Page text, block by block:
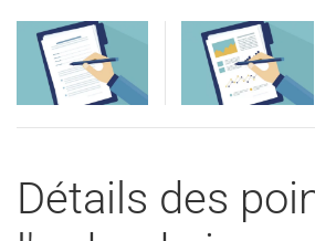
Visualiser Visualiser
Détails des